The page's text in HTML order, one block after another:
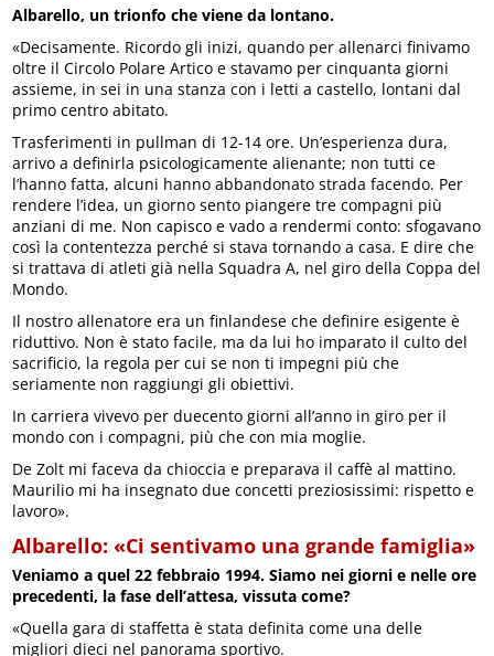
Albarello, un trionfo che viene da lontano.
«Decisamente. Ricordo gli inizi, quando per allenarci finivamo
oltre il Circolo Polare Artico e stavamo per cinquanta giorni
assieme, in sei in una stanza con i letti a castello, lontani dal
primo centro abitato.
Trasferimenti in pullman di 12-14 ore. Un’esperienza dura,
arrivo a definirla psicologicamente alienante; non tutti ce
l’hanno fatta, alcuni hanno abbandonato strada facendo. Per
rendere l’idea, un giorno sento piangere tre compagni più
anziani di me. Non capisco e vado a rendermi conto: sfogavano
così la contentezza perché si stava tornando a casa. E dire che
si trattava di atleti già nella Squadra A, nel giro della Coppa del
Mondo.
Il nostro allenatore era un finlandese che definire esigente è
riduttivo. Non è stato facile, ma da lui ho imparato il culto del
sacrificio, la regola per cui se non ti impegni più che
seriamente non raggiungi gli obiettivi.
In carriera vivevo per duecento giorni all’anno in giro per il
mondo con i compagni, più che con mia moglie.
De Zolt mi faceva da chioccia e preparava il caffè al mattino.
Maurilio mi ha insegnato due concetti preziosissimi: rispetto e
lavoro».
Albarello: «Ci sentivamo una grande famiglia»
Veniamo a quel 22 febbraio 1994. Siamo nei giorni e nelle ore
precedenti, la fase dell’attesa, vissuta come?
«Quella gara di staffetta è stata definita come una delle
migliori dieci nel panorama sportivo.